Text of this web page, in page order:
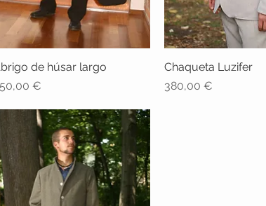
Vista rápida
de húsar largo
€
Vista rápida
Chaqueta Luzifer
Precio
380,00 €